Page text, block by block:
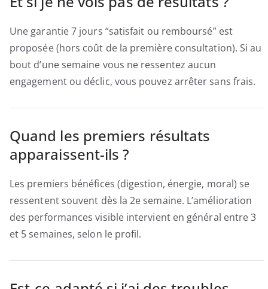
Une garantie 7 jours “satisfait ou remboursé” est
proposée (hors coût de la première consultation). Si au
bout d’une semaine vous ne ressentez aucun
engagement ou déclic, vous pouvez arrêter sans frais.
Quand les premiers résultats
apparaissent-ils ?
Les premiers bénéfices (digestion, énergie, moral) se
ressentent souvent dès la 2e semaine. L’amélioration
des performances visible intervient en général entre 3
et 5 semaines, selon le profil.